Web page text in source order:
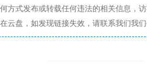
方式发布或转载任何违法的相关信息，
云盘，如发现链接失效，请联系我们我们